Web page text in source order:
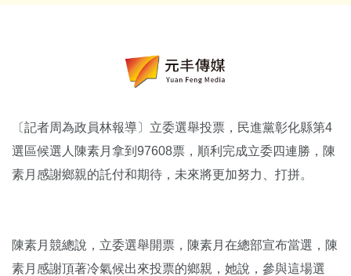
〔記者周為政員林報導〕立委選舉投票，民進黨彰化縣第4
選區候選人陳素月拿到97608票，順利完成立委四連勝，陳
素月感謝鄉親的託付和期待，未來將更加努力、打拼。
陳素月競總說，立委選舉開票，陳素月在總部宣布當選，陳
素月感謝頂著冷氣候出來投票的鄉親，她說，參與這場選